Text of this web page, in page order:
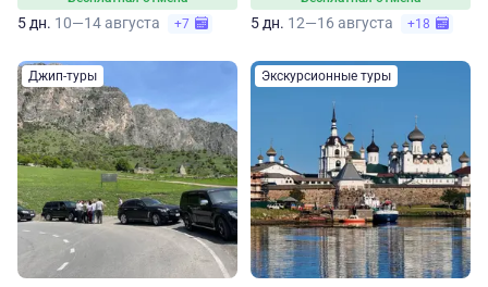
5 дн. 10—14 августа +7 5 дн. 12—16 августа +18
Джип-туры Экскурсионные туры